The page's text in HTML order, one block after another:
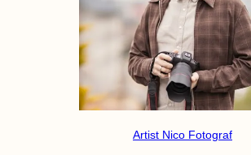
Artist Nico Fotograf